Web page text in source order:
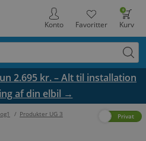
0
Kurv
Favoritter
Konto
2.695 kr. – Alt til installation
af din elbil →
/ Produkter UG 3 Privat